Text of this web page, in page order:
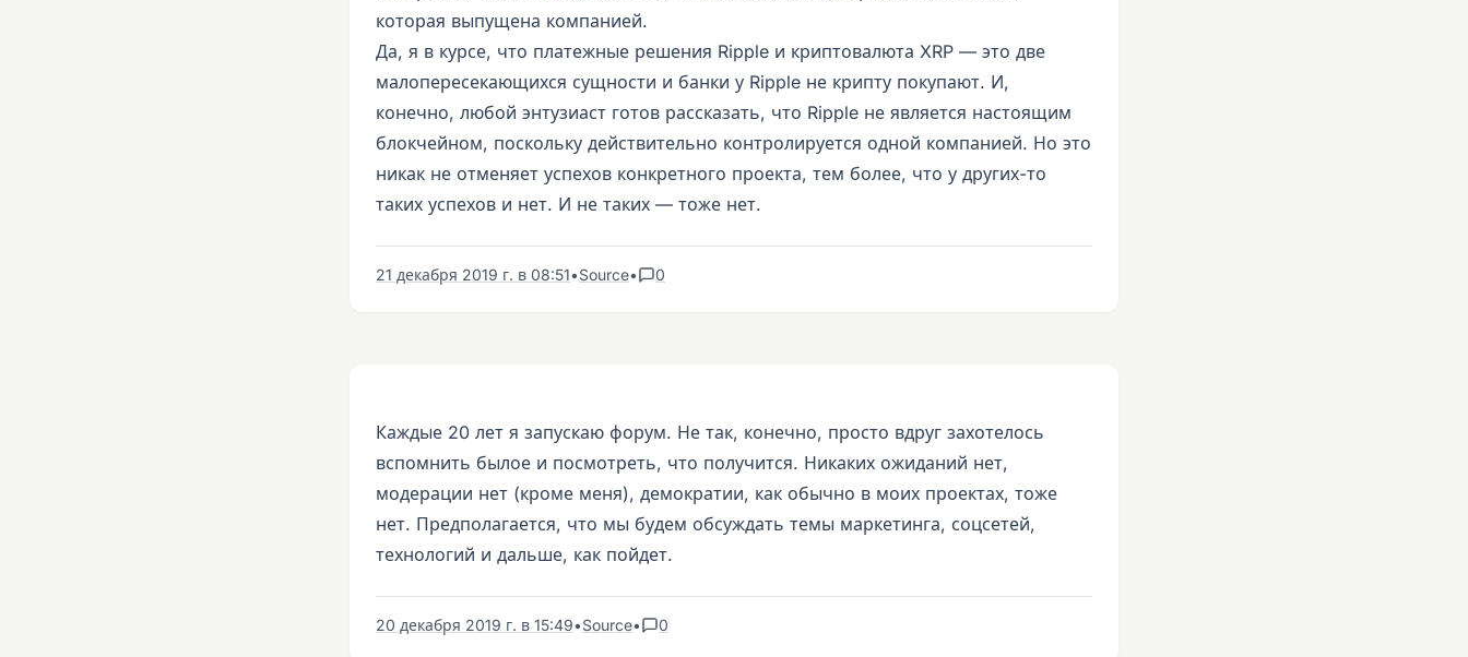
которая выпущена компанией.
Да, я в курсе, что платежные решения Ripple и криптовалюта XRP — это две
малопересекающихся сущности и банки у Ripple не крипту покупают. И,
конечно, любой энтузиаст готов рассказать, что Ripple не является настоящим
блокчейном, поскольку действительно контролируется одной компанией. Но это
никак не отменяет успехов конкретного проекта, тем более, что у других-то
таких успехов и нет. И не таких — тоже нет.
21 декабря 2019 г. в 08:51•Source• 0
Каждые 20 лет я запускаю форум. Не так, конечно, просто вдруг захотелось
вспомнить былое и посмотреть, что получится. Никаких ожиданий нет,
модерации нет (кроме меня), демократии, как обычно в моих проектах, тоже
нет. Предполагается, что мы будем обсуждать темы маркетинга, соцсетей,
технологий и дальше, как пойдет.
20 декабря 2019 г. в 15:49•Source• 0